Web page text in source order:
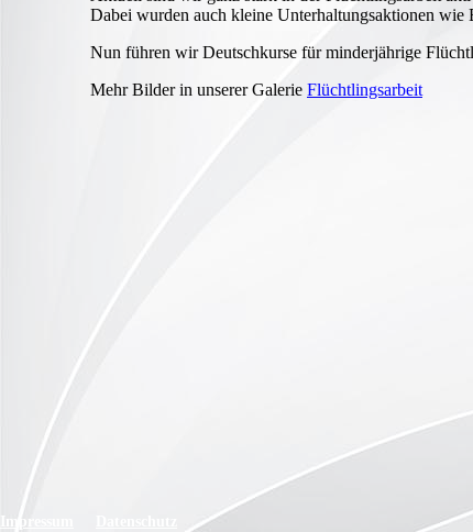
Dabei wurden auch kleine Unterhaltungsaktionen
Nun führen wir Deutschkurse für minderjährige
Mehr Bilder in unserer Galerie Flüchtlingsarbeit
Impressum